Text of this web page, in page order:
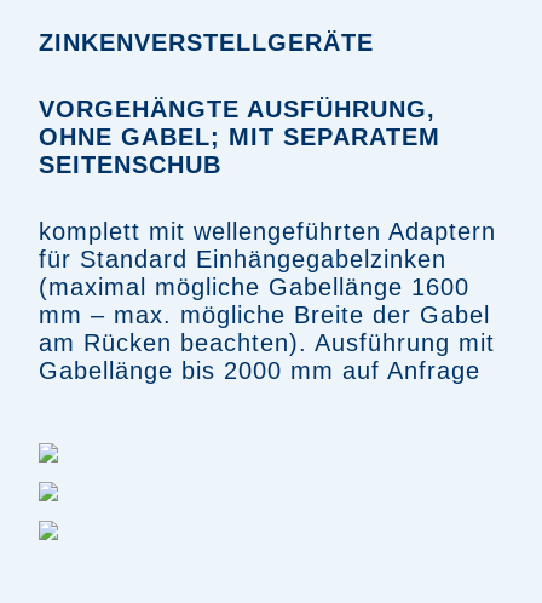
ZINKENVERSTELLGERÄTE
VORGEHÄNGTE AUSFÜHRUNG,
OHNE GABEL; MIT SEPARATEM
SEITENSCHUB
komplett mit wellengeführten Adaptern
für Standard Einhängegabelzinken
(maximal mögliche Gabellänge 1600
mm – max. mögliche Breite der Gabel
am Rücken beachten). Ausführung mit
Gabellänge bis 2000 mm auf Anfrage